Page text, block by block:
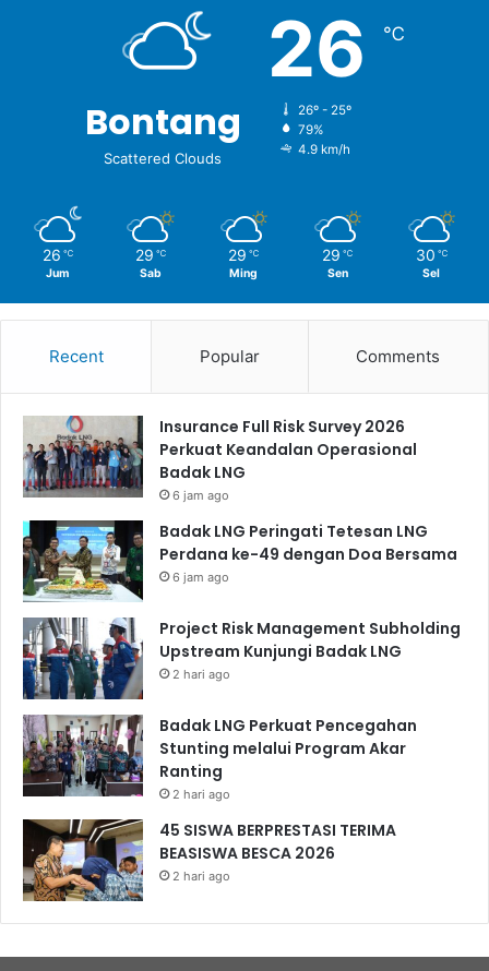
Bontang
Scattered Clouds
26 ℃
26º - 25º
79%
4.9 km/h
26 ℃
Jum
29 ℃
Sab
29 ℃
Ming
29 ℃
Sen
30 ℃
Sel
Recent Popular Comments
Insurance Full Risk Survey 2026
Perkuat Keandalan Operasional
Badak LNG
6 jam ago
Badak LNG Peringati Tetesan LNG
Perdana ke-49 dengan Doa Bersama
6 jam ago
Project Risk Management Subholding
Upstream Kunjungi Badak LNG
2 hari ago
Badak LNG Perkuat Pencegahan
Stunting melalui Program Akar
Ranting
2 hari ago
45 SISWA BERPRESTASI TERIMA
BEASISWA BESCA 2026
2 hari ago